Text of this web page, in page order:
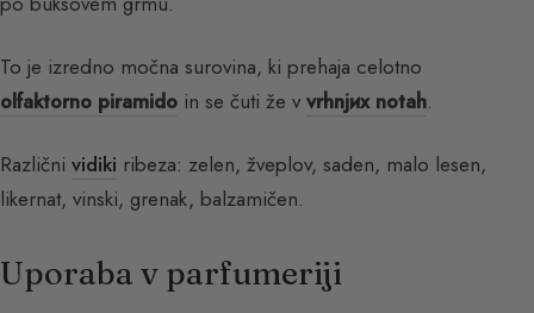
To je izredno močna surovina, ki prehaja celotno
olfaktorno piramido in se čuti že v vrhnjих notah.
Različni vidiki ribeza: zelen, žveplov, saden, malo lesen,
likernat, vinski, grenak, balzamičen.
Uporaba v parfumeriji